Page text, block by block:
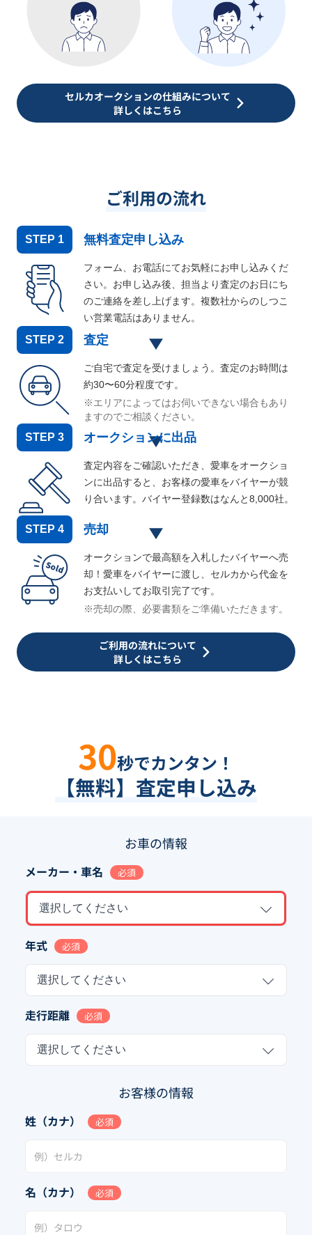
セルカオークションの仕組みについて
詳しくはこちら
ご利用の流れ
STEP 1 無料査定申し込み
フォーム、お電話にてお気軽にお申し込みくだ
さい。お申し込み後、担当より査定のお日にち
のご連絡を差し上げます。複数社からのしつこ
い営業電話はありません。
STEP 2 査定
ご自宅で査定を受けましょう。査定のお時間は
約30〜60分程度です。
※エリアによってはお伺いできない場合もあり
ますのでご相談ください。
STEP 3 オークションに出品
査定内容をご確認いただき、愛車をオークショ
ンに出品すると、お客様の愛車をバイヤーが競
り合います。バイヤー登録数はなんと8,000社。
STEP 4 売却
オークションで最高額を入札したバイヤーへ売
却！愛車をバイヤーに渡し、セルカから代金を
お支払いしてお取引完了です。
※売却の際、必要書類をご準備いただきます。
ご利用の流れについて
詳しくはこちら
30秒でカンタン！
【無料】査定申し込み
お車の情報
メーカー・車名 必須
選択してください
年式 必須
選択してください
走行距離 必須
選択してください
お客様の情報
姓（カナ） 必須
名（カナ） 必須